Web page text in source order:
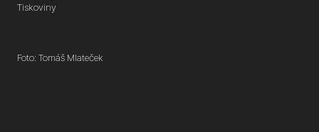
Tiskoviny
Foto: Tomáš Mlateček